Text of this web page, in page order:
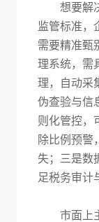
想要解
监管标准，
需要精准甄
理系统，需
理，自动采
伪查验与信
则化管控，
除比例预警
失；三是数
足税务审计
市面上